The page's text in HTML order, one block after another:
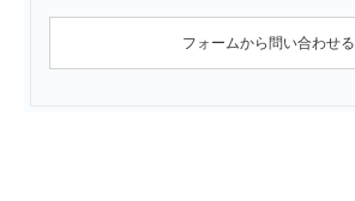
フォームから問い合わせる